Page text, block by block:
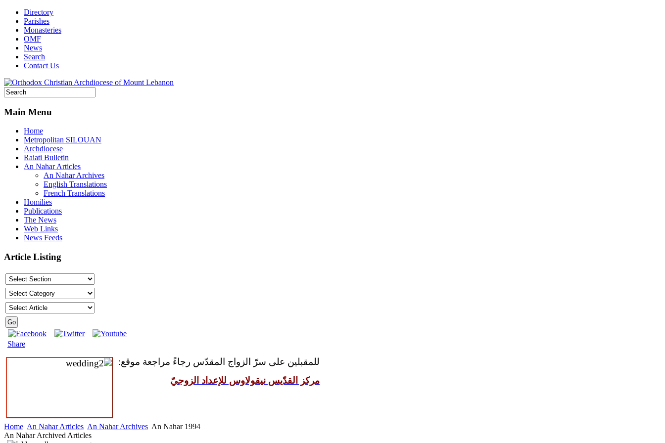
Directory
Parishes
Monasteries
OMF
News
Search
Contact Us
Main Menu
Home
Metropolitan SILOUAN
Archdiocese
Raiati Bulletin
An Nahar Articles
An Nahar Archives
English Translations
French Translations
Homilies
Publications
The News
Web Links
News Feeds
Article Listing
Share
للمقبلين على سرّ الزواج المقدّس رجاءً مراجعة موقع:
مركز القدّيس نيقولاوس للإعداد الزوجيّ
Home An Nahar Articles An Nahar Archives An Nahar 1994
An Nahar Archived Articles